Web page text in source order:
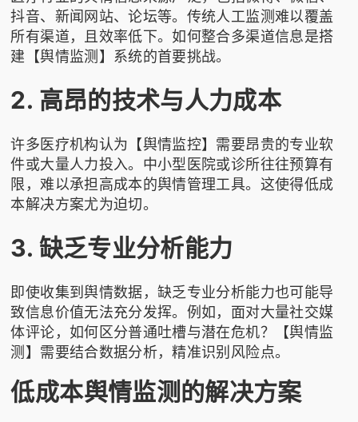
抖音、新闻网站、论坛等。传统人工监测难以覆盖
所有渠道，且效率低下。如何整合多渠道信息是搭
建【舆情监测】系统的首要挑战。
2. 高昂的技术与人力成本
许多医疗机构认为【舆情监控】需要昂贵的专业软
件或大量人力投入。中小型医院或诊所往往预算有
限，难以承担高成本的舆情管理工具。这使得低成
本解决方案尤为迫切。
3. 缺乏专业分析能力
即使收集到舆情数据，缺乏专业分析能力也可能导
致信息价值无法充分发挥。例如，面对大量社交媒
体评论，如何区分普通吐槽与潜在危机？【舆情监
测】需要结合数据分析，精准识别风险点。
低成本舆情监测的解决方案